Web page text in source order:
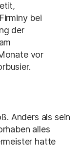
bei
der
vor
Anders als sein
alles
hatte